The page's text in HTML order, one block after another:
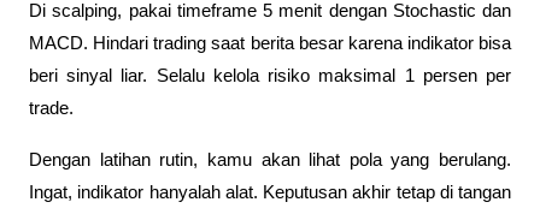
Di scalping, pakai timeframe 5 menit dengan Stochastic dan
MACD. Hindari trading saat berita besar karena indikator bisa
beri sinyal liar. Selalu kelola risiko maksimal 1 persen per
trade.
Dengan latihan rutin, kamu akan lihat pola yang berulang.
Ingat, indikator hanyalah alat. Keputusan akhir tetap di tangan